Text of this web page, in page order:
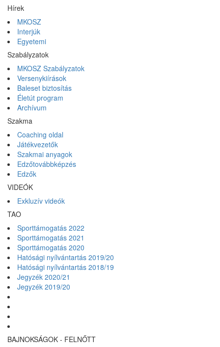
Hírek
MKOSZ
Interjúk
Egyetemi
Szabályzatok
MKOSZ Szabályzatok
Versenykiírások
Baleset biztosítás
Életút program
Archívum
Szakma
Coaching oldal
Játékvezetők
Szakmai anyagok
Edzőtovábbképzés
Edzők
VIDEÓK
Exkluzív videók
TAO
Sporttámogatás 2022
Sporttámogatás 2021
Sporttámogatás 2020
Hatósági nyílvántartás 2019/20
Hatósági nyílvántartás 2018/19
Jegyzék 2020/21
Jegyzék 2019/20
BAJNOKSÁGOK - FELNŐTT